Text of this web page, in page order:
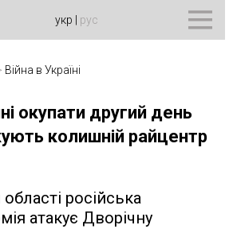
укр рус
Війна в Україні
окупати другий день
колишній райцентр
російська
атакує Дворічну